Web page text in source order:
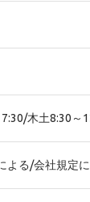
木土8:30～
よる/会社規定